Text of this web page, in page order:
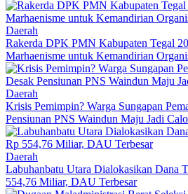
Daerah
Rakerda DPK PMN Kabupaten Tegal
Marhaenisme untuk Kemandirian
Daerah
Krisis Pemimpin? Warga Sungapan
Pensiunan PNS Waindun Maju Jadi
Daerah
Labuhanbatu Utara Dialokasikan Dana
554,76 Miliar, DAU Terbesar